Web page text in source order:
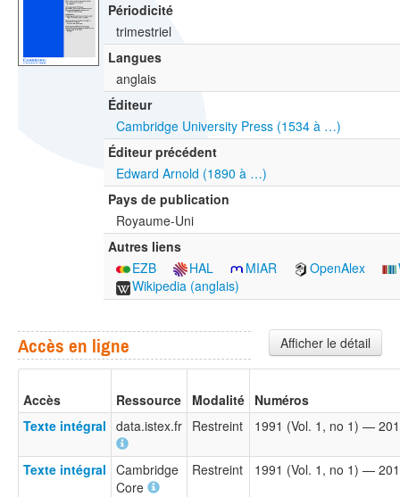
Périodicité
trimestriel
Langues
anglais
Éditeur
Cambridge University Press (1534 à …)
Éditeur précédent
Edward Arnold (1890 à …)
Pays de publication
Royaume-Uni
Autres liens
EZB
HAL MIAR OpenAlex
Wikipedia (anglais)
Afficher le détail
Accès en ligne
Accès Ressource Modalité Numéros
Texte intégral data.istex.fr Restreint 1991 (Vol. 1, no 1) —
Texte intégral Cambridge
Core
Restreint 1991 (Vol. 1, no 1) —